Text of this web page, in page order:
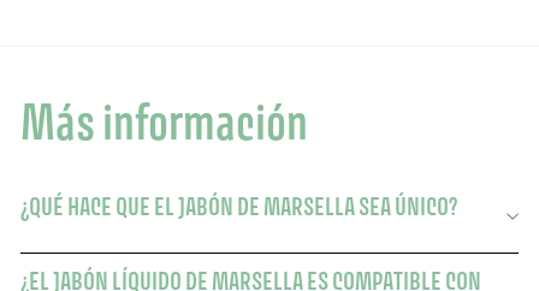
Más información
¿QUÉ HACE QUE EL JABÓN DE MARSELLA SEA ÚNICO?
¿EL JABÓN LÍQUIDO DE MARSELLA ES COMPATIBLE CON